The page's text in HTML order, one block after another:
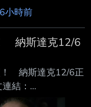
提供 民國115年
增減金額
本年累計
增減金額
備註 / 營收變化原
蘇永遠的心魔，
小時前
納斯達克12/6
！ 納斯達克12/6正
結：
間：2026.08.06